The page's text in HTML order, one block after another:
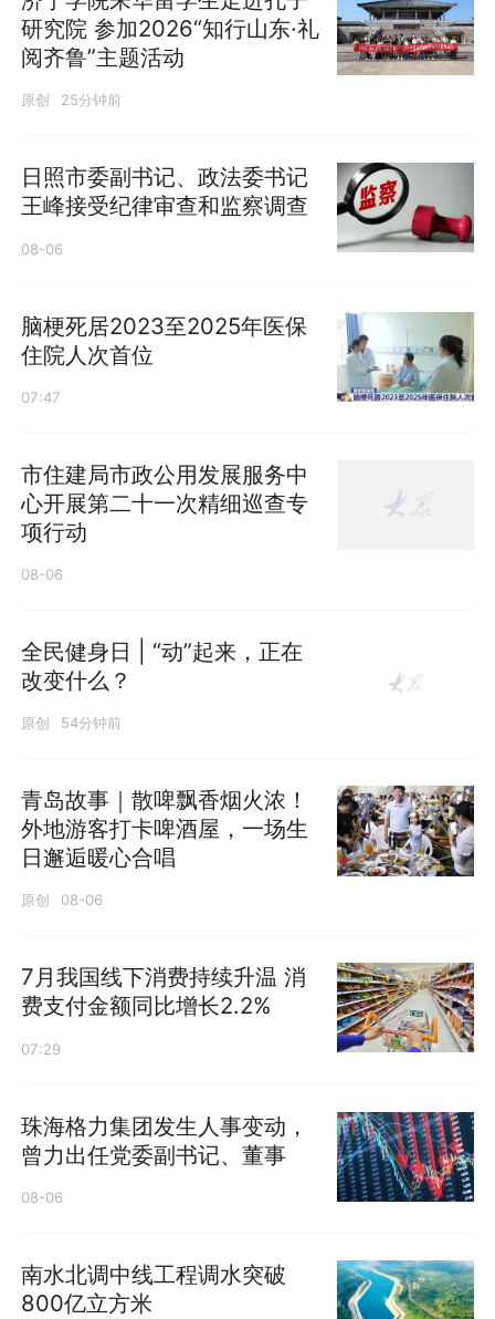
研究院 参加2026“知行山东·礼
阅齐鲁”主题活动
原创 25分钟前
日照市委副书记、政法委书记
王峰接受纪律审查和监察调查
08-06
脑梗死居2023至2025年医保
住院人次首位
07:47
市住建局市政公用发展服务中
心开展第二十一次精细巡查专
项行动
08-06
全民健身日 | “动”起来，正在
改变什么？
原创 54分钟前
青岛故事｜散啤飘香烟火浓！
外地游客打卡啤酒屋，一场生
日邂逅暖心合唱
原创 08-06
7月我国线下消费持续升温 消
费支付金额同比增长2.2%
07:29
珠海格力集团发生人事变动，
曾力出任党委副书记、董事
08-06
南水北调中线工程调水突破
800亿立方米